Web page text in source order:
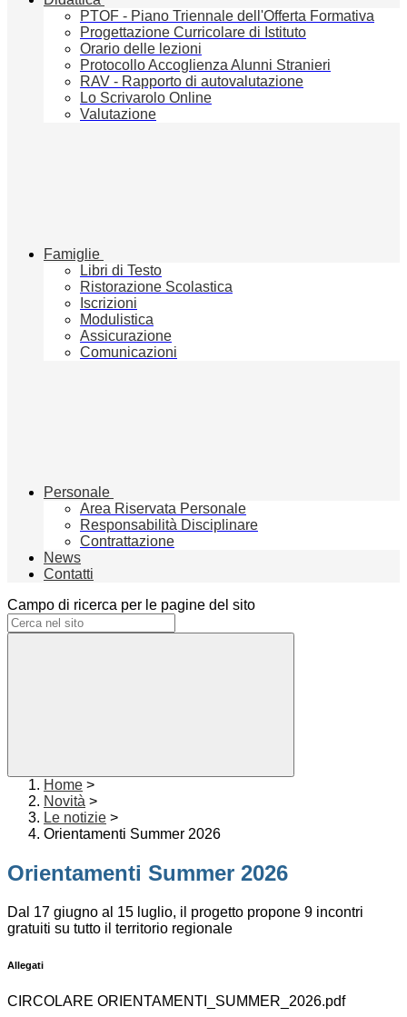
PTOF - Piano Triennale dell'Offerta Formativa
Progettazione Curricolare di Istituto
Orario delle lezioni
Protocollo Accoglienza Alunni Stranieri
RAV - Rapporto di autovalutazione
Lo Scrivarolo Online
Valutazione
Famiglie
Libri di Testo
Ristorazione Scolastica
Iscrizioni
Modulistica
Assicurazione
Comunicazioni
Personale
Area Riservata Personale
Responsabilità Disciplinare
Contrattazione
News
Contatti
Campo di ricerca per le pagine del sito
Home >
Novità >
Le notizie >
Orientamenti Summer 2026
Orientamenti Summer 2026
Dal 17 giugno al 15 luglio, il progetto propone 9 incontri
gratuiti su tutto il territorio regionale
Allegati
CIRCOLARE ORIENTAMENTI_SUMMER_2026.pdf